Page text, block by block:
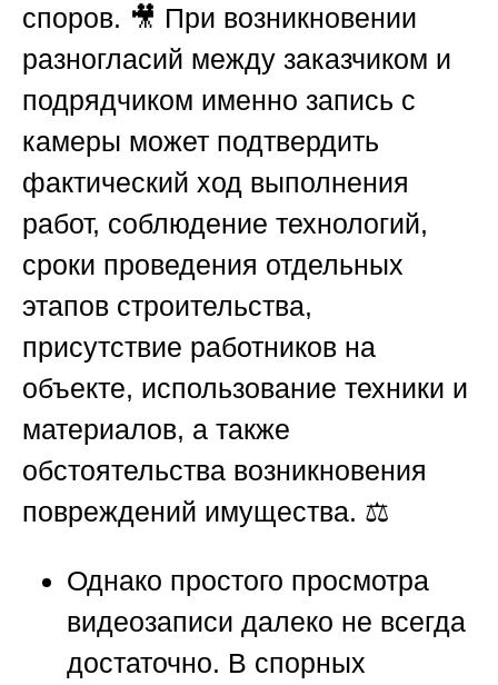
споров. 🎥 При возникновении
разногласий между заказчиком и
подрядчиком именно запись с
камеры может подтвердить
фактический ход выполнения
работ, соблюдение технологий,
сроки проведения отдельных
этапов строительства,
присутствие работников на
объекте, использование техники и
материалов, а также
обстоятельства возникновения
повреждений имущества. ⚖️
Однако простого просмотра
видеозаписи далеко не всегда
достаточно. В спорных